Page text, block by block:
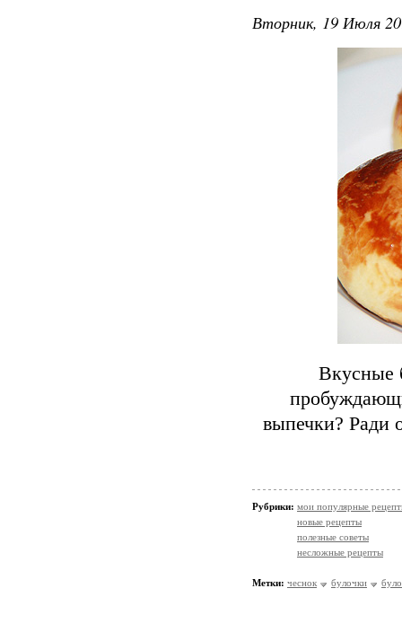
Вторник, 19 Июля
Вкусные
выпечки? Ради
Рубрики: мои популярные
новые рецепты
полезные советы
несложные рецепты
Метки: чеснок булочки